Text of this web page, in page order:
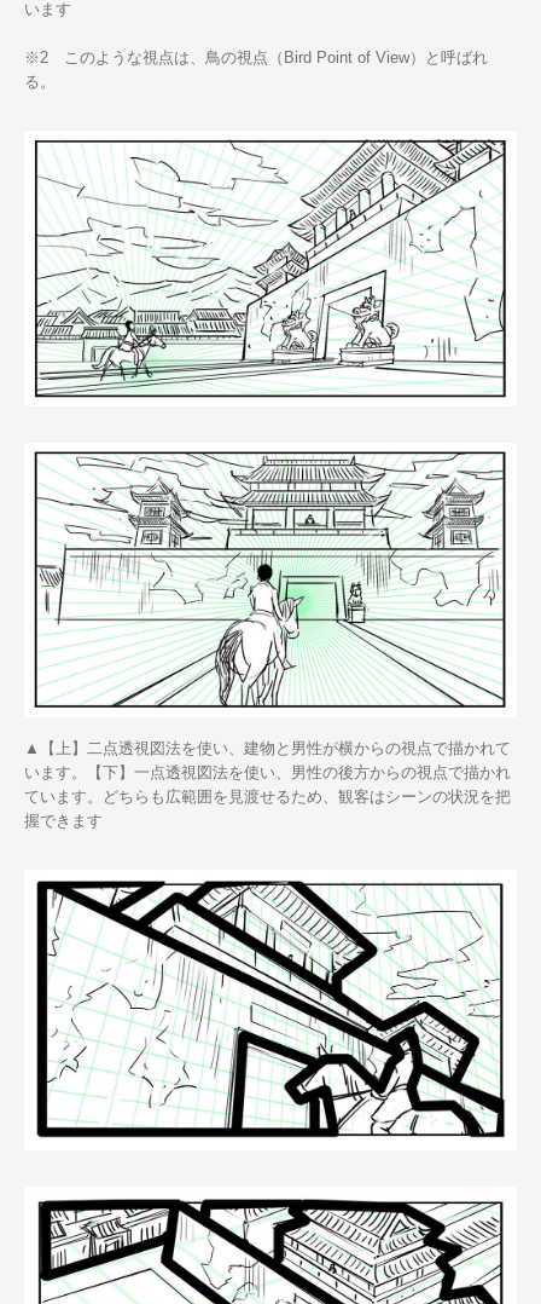
います
※2 このような視点は、鳥の視点（Bird Point of View）と呼ばれ
る。
▲【上】二点透視図法を使い、建物と男性が横からの視点で描かれて
います。【下】一点透視図法を使い、男性の後方からの視点で描かれ
ています。どちらも広範囲を見渡せるため、観客はシーンの状況を把
握できます